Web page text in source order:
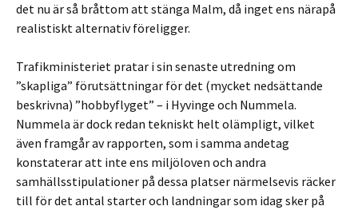
det nu är så bråttom att stänga Malm, då inget ens närapå
realistiskt alternativ föreligger.
Trafikministeriet pratar i sin senaste utredning om
”skapliga” förutsättningar för det (mycket nedsättande
beskrivna) ”hobbyflyget” – i Hyvinge och Nummela.
Nummela är dock redan tekniskt helt olämpligt, vilket
även framgår av rapporten, som i samma andetag
konstaterar att inte ens miljöloven och andra
samhällsstipulationer på dessa platser närmelsevis räcker
till för det antal starter och landningar som idag sker på